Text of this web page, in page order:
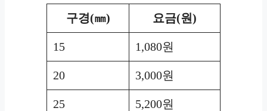
구경(㎜) 요금(원)
15 1,080원
20 3,000원
25 5,200원